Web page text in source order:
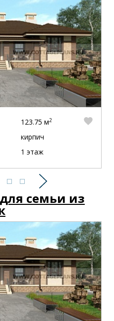
Следующий
123.75 м2
кирпич
1 этаж
семьи из